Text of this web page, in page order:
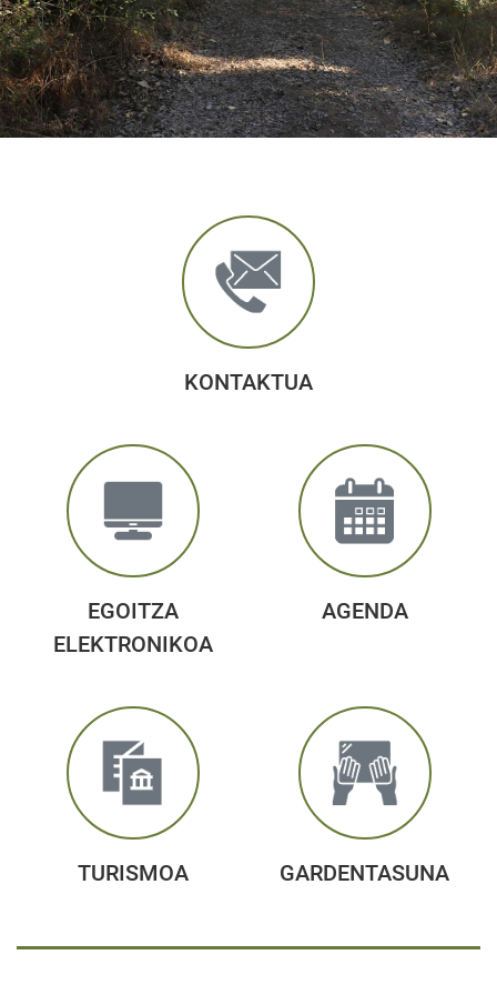
KONTAKTUA
EGOITZA
ELEKTRONIKOA
AGENDA
TURISMOA GARDENTASUNA